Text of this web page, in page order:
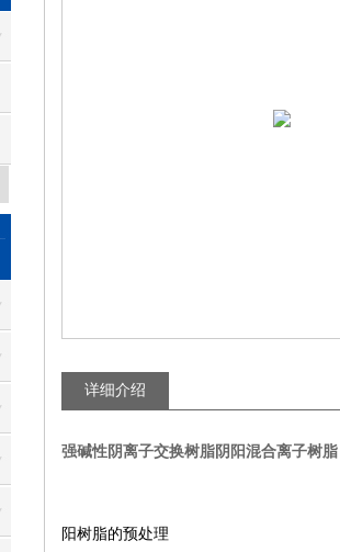
详细介绍
强碱性阴离子交换树脂阴阳混合离子树脂
阳树脂的预处理